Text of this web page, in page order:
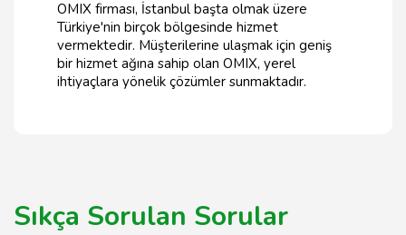
OMIX firması, İstanbul başta olmak üzere
Türkiye'nin birçok bölgesinde hizmet
vermektedir. Müşterilerine ulaşmak için geniş
bir hizmet ağına sahip olan OMIX, yerel
ihtiyaçlara yönelik çözümler sunmaktadır.
Sıkça Sorulan Sorular